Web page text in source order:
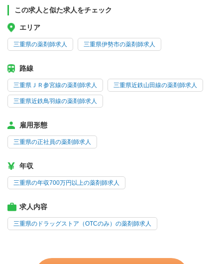
この求人と似た求人をチェック
エリア
三重県の薬剤師求人 三重県伊勢市の薬剤師求人
路線
三重県ＪＲ参宮線の薬剤師求人 三重県近鉄山田線の薬剤師求人
三重県近鉄鳥羽線の薬剤師求人
雇用形態
三重県の正社員の薬剤師求人
年収
三重県の年収700万円以上の薬剤師求人
求人内容
三重県のドラッグストア（OTCのみ）の薬剤師求人